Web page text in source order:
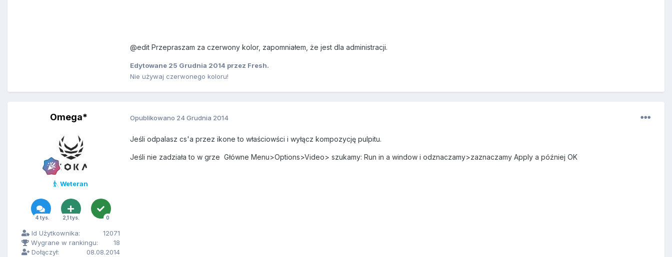
@edit Przepraszam za czerwony kolor, zapomniałem, że jest dla administracji.
Edytowane 25 Grudnia 2014 przez Fresh.
Nie używaj czerwonego koloru!
Omega*
Weteran
4 tys. 2,1 tys. 0
Id Użytkownika:
12071
Wygrane w rankingu:
18
Dołączył:
08.08.2014
Opublikowano 24 Grudnia 2014
Jeśli odpalasz cs'a przez ikone to właściowści i wyłącz kompozycję pulpitu.
Jeśli nie zadziała to w grze Główne Menu>Options>Video> szukamy: Run in a window i odznaczamy>zaznaczamy Apply a później OK